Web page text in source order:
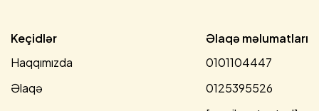
Keçidlər
Haqqımızda
Əlaqə
Əlaqə məlumatları
0101104447
0125395526